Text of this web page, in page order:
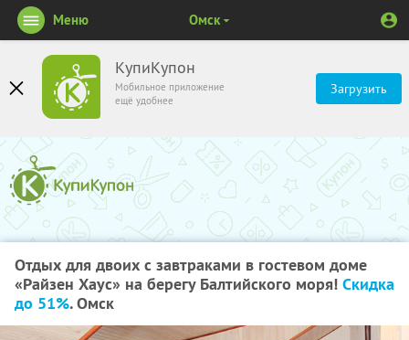
КупиКупон
Мобильное приложение
ещё удобнее
Загрузить
Меню Омск
Отдых для двоих с завтраками в гостевом доме
«Райзен Хаус» на берегу Балтийского моря! Скидка
до 51%. Омск